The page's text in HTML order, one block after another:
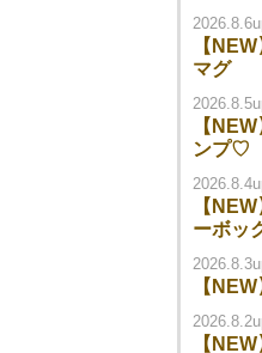
【
マグ
【
ンプ♡
【
ーボッ
【
【